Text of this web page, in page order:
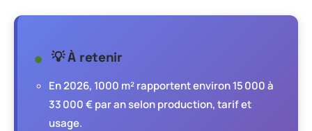
💡 À retenir
En 2026, 1000 m² rapportent environ 15 000 à
33 000 € par an selon production, tarif et
usage.